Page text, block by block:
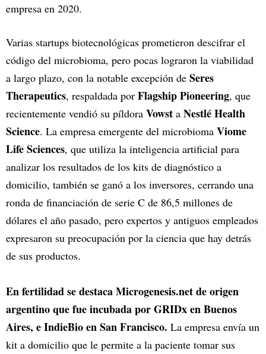
empresa en 2020.
Varias startups biotecnológicas prometieron descifrar el
código del microbioma, pero pocas lograron la viabilidad
a largo plazo, con la notable excepción de Seres
Therapeutics, respaldada por Flagship Pioneering, que
recientemente vendió su píldora Vowst a Nestlé Health
Science. La empresa emergente del microbioma Viome
Life Sciences, que utiliza la inteligencia artificial para
analizar los resultados de los kits de diagnóstico a
domicilio, también se ganó a los inversores, cerrando una
ronda de financiación de serie C de 86,5 millones de
dólares el año pasado, pero expertos y antiguos empleados
expresaron su preocupación por la ciencia que hay detrás
de sus productos.
En fertilidad se destaca Microgenesis.net de origen
argentino que fue incubada por GRIDx en Buenos
Aires, e IndieBio en San Francisco. La empresa envía un
kit a domicilio que le permite a la paciente tomar sus